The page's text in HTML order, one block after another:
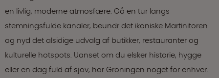
en livlig, moderne atmosfære. Gå en tur langs
stemningsfulde kanaler, beundr det ikoniske Martinitoren
og nyd det alsidige udvalg af butikker, restauranter og
kulturelle hotspots. Uanset om du elsker historie, hygge
eller en dag fuld af sjov, har Groningen noget for enhver.